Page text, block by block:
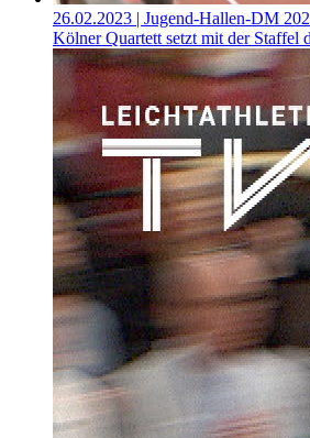
26.02.2023 | Jugend-Hallen-DM
Kölner Quartett setzt mit der Staffel